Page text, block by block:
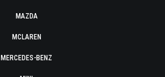
MAZDA
MCLAREN
MERCEDES-BENZ